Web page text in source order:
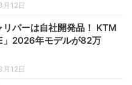
12日
リパーは自社開発品！ KTM
2026年モデルが82万
12日